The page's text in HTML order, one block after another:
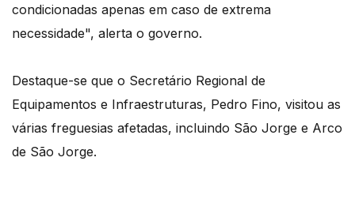
condicionadas apenas em caso de extrema
necessidade", alerta o governo.
Destaque-se que o Secretário Regional de
Equipamentos e Infraestruturas, Pedro Fino, visitou as
várias freguesias afetadas, incluindo São Jorge e Arco
de São Jorge.